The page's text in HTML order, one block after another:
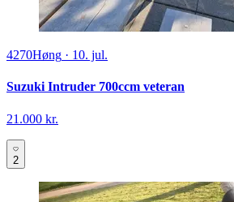
4270Høng · 10. jul.
Suzuki Intruder 700ccm veteran
21.000 kr.
2